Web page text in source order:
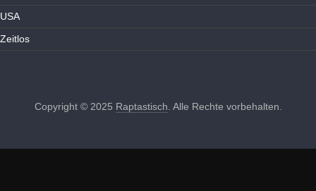
USA
Zeitlos
Copyright © 2025 Raptastisch . Alle Rechte vorbehalten.